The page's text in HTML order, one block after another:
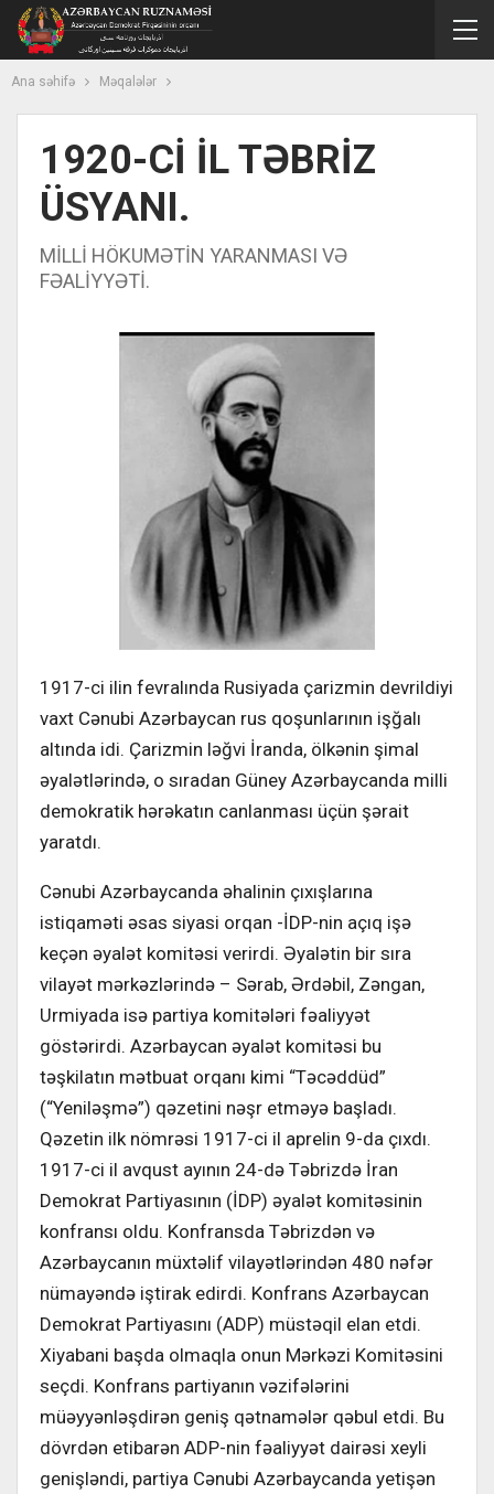
Ana səhifə Məqalələr
1920-Cİ İL TƏBRİZ
ÜSYANI.
MİLLİ HÖKUMƏTİN YARANMASI VƏ
FƏALİYYƏTİ.
1917-ci ilin fevralında Rusiyada çarizmin devrildiyi
vaxt Cənubi Azərbaycan rus qoşunlarının işğalı
altında idi. Çarizmin ləğvi İranda, ölkənin şimal
əyalətlərində, o sıradan Güney Azərbaycanda milli
demokratik hərəkatın canlanması üçün şərait
yaratdı.
Cənubi Azərbaycanda əhalinin çıxışlarına
istiqaməti əsas siyasi orqan -İDP-nin açıq işə
keçən əyalət komitəsi verirdi. Əyalətin bir sıra
vilayət mərkəzlərində – Sərab, Ərdəbil, Zəngan,
Urmiyada isə partiya komitələri fəaliyyət
göstərirdi. Azərbaycan əyalət komitəsi bu
təşkilatın mətbuat orqanı kimi “Təcəddüd”
(“Yeniləşmə”) qəzetini nəşr etməyə başladı.
Qəzetin ilk nömrəsi 1917-ci il aprelin 9-da çıxdı.
1917-ci il avqust ayının 24-də Təbrizdə İran
Demokrat Partiyasının (İDP) əyalət komitəsinin
konfransı oldu. Konfransda Təbrizdən və
Azərbaycanın müxtəlif vilayətlərindən 480 nəfər
nümayəndə iştirak edirdi. Konfrans Azərbaycan
Demokrat Partiyasını (ADP) müstəqil elan etdi.
Xiyabani başda olmaqla onun Mərkəzi Komitəsini
seçdi. Konfrans partiyanın vəzifələrini
müəyyənləşdirən geniş qətnamələr qəbul etdi. Bu
dövrdən etibarən ADP-nin fəaliyyət dairəsi xeyli
genişləndi, partiya Cənubi Azərbaycanda yetişən